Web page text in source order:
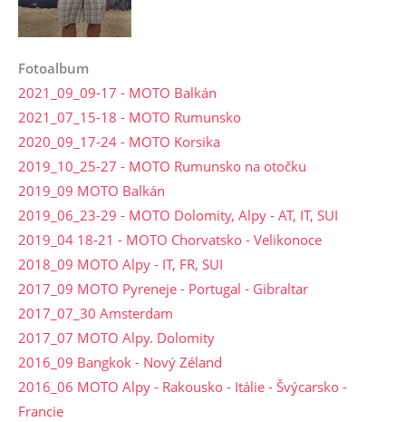
Fotoalbum
2021_09_09-17 - MOTO Balkán
2021_07_15-18 - MOTO Rumunsko
2020_09_17-24 - MOTO Korsika
2019_10_25-27 - MOTO Rumunsko na otočku
2019_09 MOTO Balkán
2019_06_23-29 - MOTO Dolomity, Alpy - AT, IT, SUI
2019_04 18-21 - MOTO Chorvatsko - Velikonoce
2018_09 MOTO Alpy - IT, FR, SUI
2017_09 MOTO Pyreneje - Portugal - Gibraltar
2017_07_30 Amsterdam
2017_07 MOTO Alpy. Dolomity
2016_09 Bangkok - Nový Zéland
2016_06 MOTO Alpy - Rakousko - Itálie - Švýcarsko -
Francie